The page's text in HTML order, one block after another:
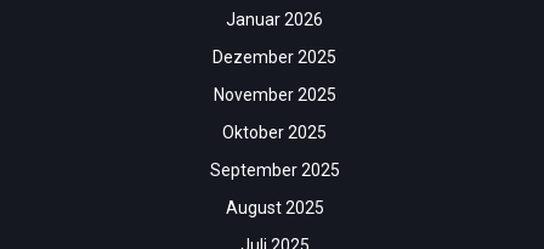
Januar 2026
Dezember 2025
November 2025
Oktober 2025
September 2025
August 2025